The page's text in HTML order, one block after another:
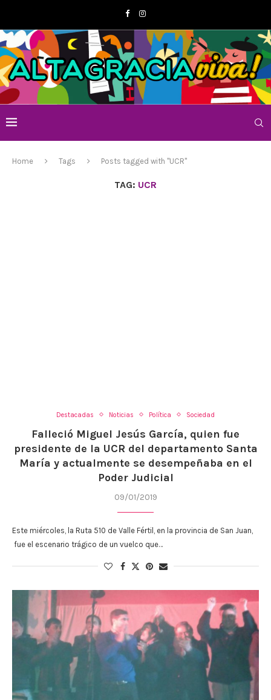
Home Tags Posts tagged with "UCR"
TAG: UCR
Destacadas Noticias Política Sociedad
Falleció Miguel Jesús García, quien fue
presidente de la UCR del departamento Santa
María y actualmente se desempeñaba en el
Poder Judicial
09/01/2019
Este miércoles, la Ruta 510 de Valle Fértil, en la provincia de San Juan,
fue el escenario trágico de un vuelco que…